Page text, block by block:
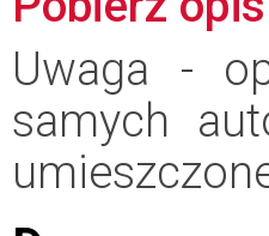
Uwaga -
samych